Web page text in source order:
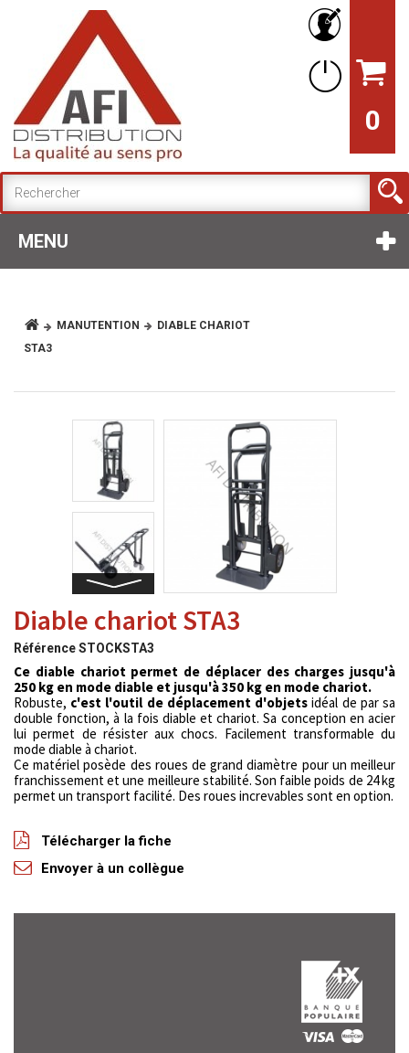
0
MENU
MANUTENTION
DIABLE CHARIOT
STA3
Diable chariot STA3
RéférenceSTOCKSTA3
Ce diable chariot permet de déplacer des charges jusqu'à
250 kg en mode diable et jusqu'à 350 kg en mode chariot.
Robuste, c'est l'outil de déplacement d'objetsidéal de par sa
double fonction, à la fois diable et chariot. Sa conception en acier
lui permet de résister aux chocs. Facilement transformable du
mode diable à chariot.
Ce matériel posède des roues de grand diamètre pour un meilleur
franchissement et une meilleure stabilité. Son faible poids de 24 kg
permet un transport facilité. Des roues increvables sont en option.
Télécharger la fiche
Envoyer à un collègue